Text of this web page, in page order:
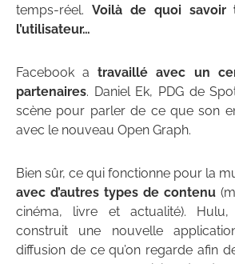
temps-réel. Voilà de quoi
l’utilisateur…
Facebook atravaillé avec un
partenaires. Daniel Ek, PDG de
scène pour parler de ce que son
avec le nouveau Open Graph.
Bien sûr, ce qui fonctionne pour la
avec d’autres types de contenu
cinéma, livre et actualité).
construit une nouvelle
diffusion de ce qu’on regarde afin